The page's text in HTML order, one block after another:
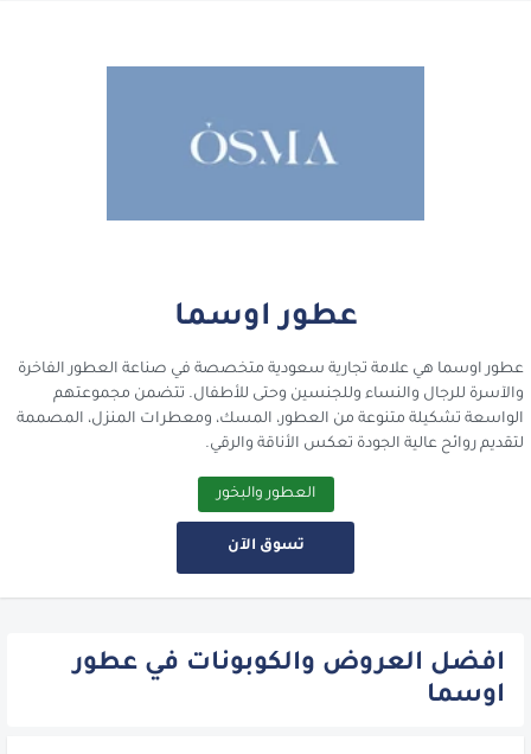
عطور اوسما
عطور اوسما هي علامة تجارية سعودية متخصصة في صناعة العطور الفاخرة
والآسرة للرجال والنساء وللجنسين وحتى للأطفال. تتضمن مجموعتهم
الواسعة تشكيلة متنوعة من العطور، المسك، ومعطرات المنزل، المصممة
لتقديم روائح عالية الجودة تعكس الأناقة والرقي.
العطور والبخور
تسوق الآن
افضل العروض والكوبونات في عطور
اوسما